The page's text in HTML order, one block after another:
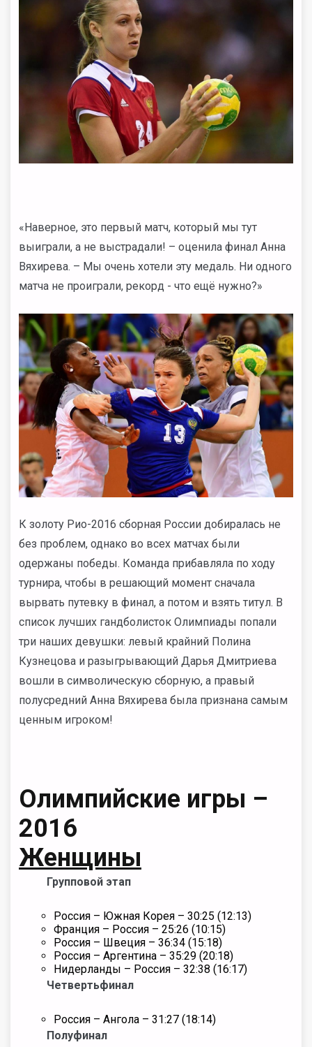
«Наверное, это первый матч, который мы тут
выиграли, а не выстрадали! – оценила финал Анна
Вяхирева. – Мы очень хотели эту медаль. Ни одного
матча не проиграли, рекорд - что ещё нужно?»
К золоту Рио-2016 сборная России добиралась не
без проблем, однако во всех матчах были
одержаны победы. Команда прибавляла по ходу
турнира, чтобы в решающий момент сначала
вырвать путевку в финал, а потом и взять титул. В
список лучших гандболисток Олимпиады попали
три наших девушки: левый крайний Полина
Кузнецова и разыгрывающий Дарья Дмитриева
вошли в символическую сборную, а правый
полусредний Анна Вяхирева была признана самым
ценным игроком!
Олимпийские игры –
2016
Женщины
Групповой этап
Россия – Южная Корея – 30:25 (12:13)
Франция – Россия – 25:26 (10:15)
Россия – Швеция – 36:34 (15:18)
Россия – Аргентина – 35:29 (20:18)
Нидерланды – Россия – 32:38 (16:17)
Четвертьфинал
Россия – Ангола – 31:27 (18:14)
Полуфинал